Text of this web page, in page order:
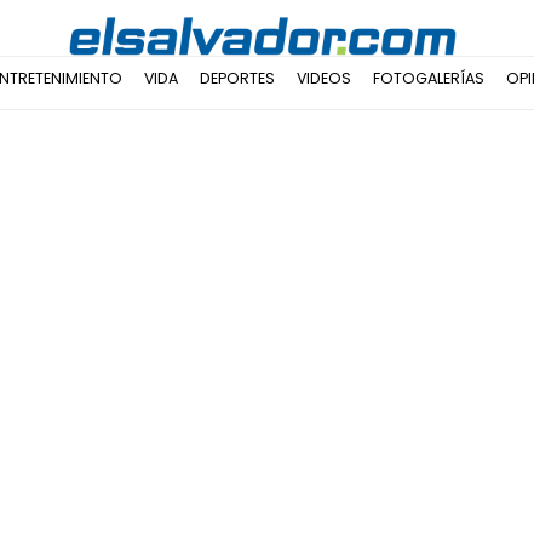
VIDA DEPORTES VIDEOS FOTOGALERÍAS